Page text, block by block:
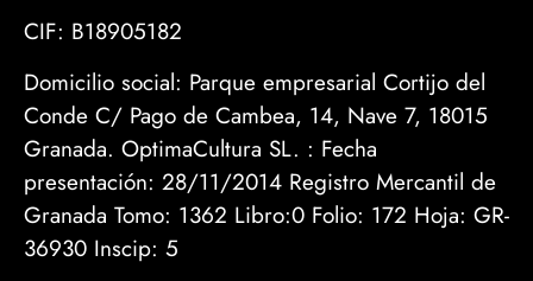
CIF: B18905182
Domicilio social: Parque empresarial Cortijo del
Conde C/ Pago de Cambea, 14, Nave 7, 18015
Granada. OptimaCultura SL. : Fecha
presentación: 28/11/2014 Registro Mercantil de
Granada Tomo: 1362 Libro:0 Folio: 172 Hoja: GR-
36930 Inscip: 5